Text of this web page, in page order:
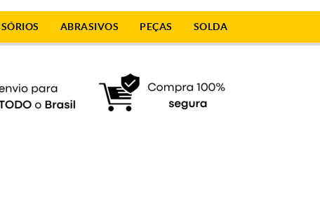
ABRASIVOS PEÇAS SOLDA